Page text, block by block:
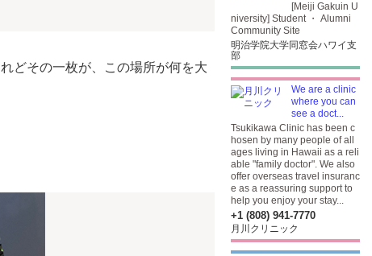
どその一枚が、この場所が何を大
[Meiji Gakuin U
niversity] Student ・ Alumni
Community Site
明治学院大学同窓会ハワイ支
部
We are a clinic
where you can
see a doct...
Tsukikawa Clinic has been c
hosen by many people of all
ages living in Hawaii as a reli
able "family doctor". We also
offer overseas travel insuranc
e as a reassuring support to
help you enjoy your stay...
+1 (808) 941-7770
月川クリニック